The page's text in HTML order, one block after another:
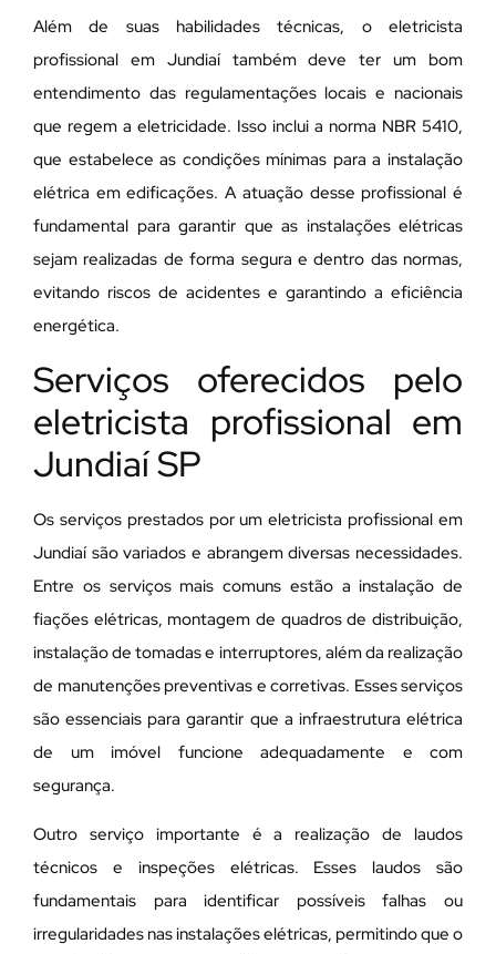
Além de suas habilidades técnicas, o eletricista
profissional em Jundiaí também deve ter um bom
entendimento das regulamentações locais e nacionais
que regem a eletricidade. Isso inclui a norma NBR 5410,
que estabelece as condições mínimas para a instalação
elétrica em edificações. A atuação desse profissional é
fundamental para garantir que as instalações elétricas
sejam realizadas de forma segura e dentro das normas,
evitando riscos de acidentes e garantindo a eficiência
energética.
Serviços oferecidos pelo
eletricista profissional em
Jundiaí SP
Os serviços prestados por um eletricista profissional em
Jundiaí são variados e abrangem diversas necessidades.
Entre os serviços mais comuns estão a instalação de
fiações elétricas, montagem de quadros de distribuição,
instalação de tomadas e interruptores, além da realização
de manutenções preventivas e corretivas. Esses serviços
são essenciais para garantir que a infraestrutura elétrica
de um imóvel funcione adequadamente e com
segurança.
Outro serviço importante é a realização de laudos
técnicos e inspeções elétricas. Esses laudos são
fundamentais para identificar possíveis falhas ou
irregularidades nas instalações elétricas, permitindo que o